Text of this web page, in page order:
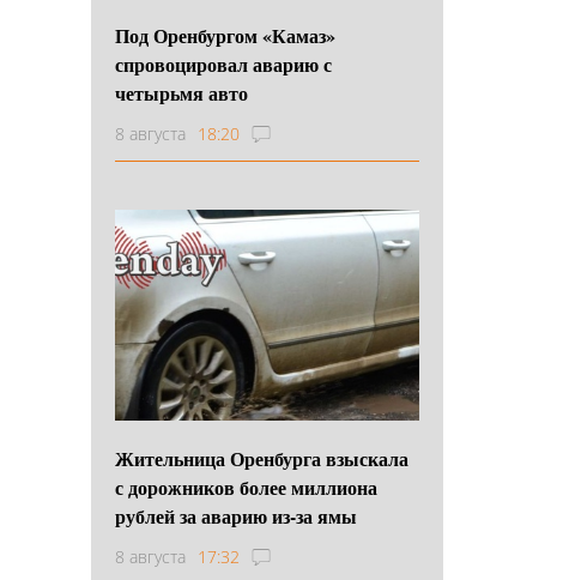
Под Оренбургом «Камаз»
спровоцировал аварию с
четырьмя авто
8 августа 18:20
Жительница Оренбурга взыскала
с дорожников более миллиона
рублей за аварию из-за ямы
8 августа 17:32